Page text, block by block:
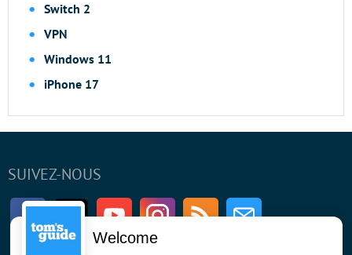
Switch 2
VPN
Windows 11
iPhone 17
SUIVEZ-NOUS
FacebookTwitter Youtube InstagramRSS Newsletter
Welcome